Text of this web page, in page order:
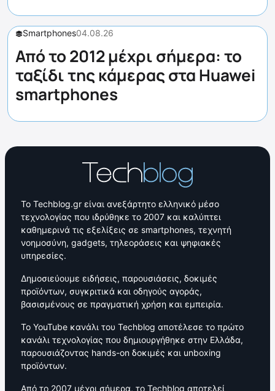
Smartphones04.08.26
Από το 2012 μέχρι σήμερα: το
ταξίδι της κάμερας στα Huawei
smartphones
Το Techblog.gr είναι ανεξάρτητο ελληνικό μέσο
τεχνολογίας που ιδρύθηκε το 2007 και καλύπτει
καθημερινά τις εξελίξεις σε smartphones, τεχνητή
νοημοσύνη, gadgets, τηλεοράσεις και ψηφιακές
υπηρεσίες.
Δημοσιεύουμε ειδήσεις, παρουσιάσεις, δοκιμές
προϊόντων, συγκριτικά και οδηγούς αγοράς,
βασισμένους σε πραγματική χρήση και εμπειρία.
Το YouTube κανάλι του Techblog αποτέλεσε το πρώτο
κανάλι τεχνολογίας που δημιουργήθηκε στην Ελλάδα,
παρουσιάζοντας hands-on δοκιμές και unboxing
προϊόντων.
Από το 2007 μέχρι σήμερα, το Techblog αποτελεί